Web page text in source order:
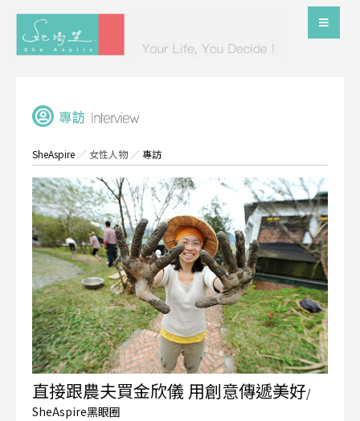
SheAspire ／ 女性人物／專訪
直接跟農夫買金欣儀 用創意傳遞美好/
SheAspire黑眼圈